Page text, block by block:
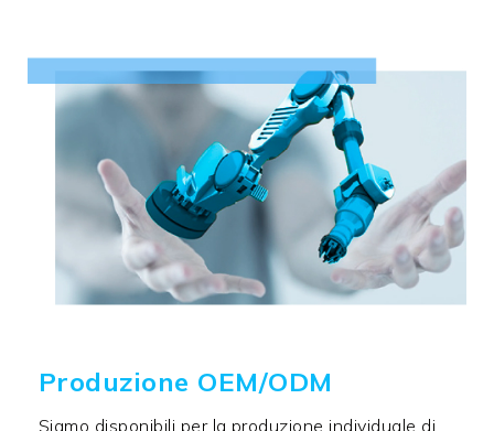
Produzione OEM/ODM
Siamo disponibili per la produzione individuale di